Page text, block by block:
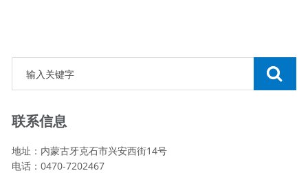
联系信息
地址：内蒙古牙克石市兴安西街14号
电话：0470-7202467